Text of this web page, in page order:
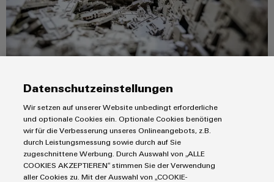
Wasserstoff
Wasserstoff
als
Schlüsseltechnologie
Energiewende
Windenergie
Effizienter
Betrieb
von
Windparks
Industriedrucker
Industrieleuchte
Infrastructure
Assemblierungsservice
Bestückte
Klemmenleisten
Kundenmagazin
MEHR ERFAHREN
Produkte
Datenschutzeinstellungen
Wir setzen auf unserer Website unbedingt erforderliche
und optionale Cookies ein. Optionale Cookies benötigen
wir für die Verbesserung unseres Onlineangebots, z.B.
durch Leistungsmessung sowie durch auf Sie
zugeschnittene Werbung. Durch Auswahl von „ALLE
COOKIES AKZEPTIEREN“ stimmen Sie der Verwendung
aller Cookies zu. Mit der Auswahl von „COOKIE-